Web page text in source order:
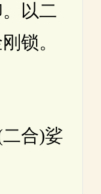
以二
锁。
合)娑